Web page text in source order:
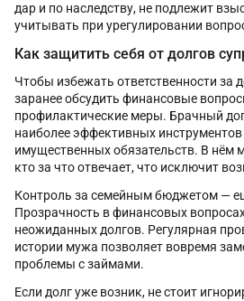
дар и по наследству, не подлежит
учитывать при урегулировании
Как защитить себя от долгов
Чтобы избежать ответственности за
заранее обсудить финансовые
профилактические меры. Брачный
наиболее эффективных
имущественных обязательств. В нём
кто за что отвечает, что исключит
Контроль за семейным бюджетом —
Прозрачность в финансовых
неожиданных долгов. Регулярная
истории мужа позволяет вовремя
проблемы с займами.
Если долг уже возник, не стоит